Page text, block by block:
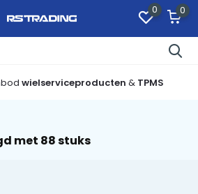
0 0
wielserviceproducten & TPMS
met 88 stuks